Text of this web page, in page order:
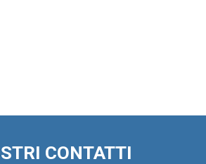
CONTATTI